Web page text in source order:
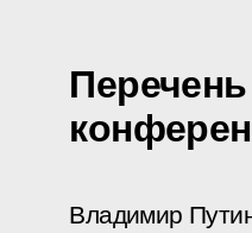
Владимир